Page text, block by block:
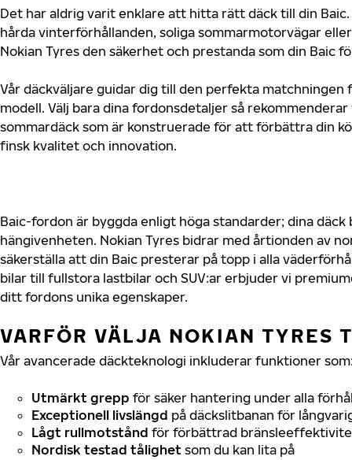
Det har aldrig varit enklare att hitta rätt däck till din
hårda vinterförhållanden, soliga sommarmotorvägar
Nokian Tyres den säkerhet och prestanda som din Baic
Vår däckväljare guidar dig till den perfekta matchningen
modell. Välj bara dina fordonsdetaljer så
sommardäck som är konstruerade för att förbättra din
finsk kvalitet och innovation.
Baic-fordon är byggda enligt höga standarder; dina däck
hängivenheten. Nokian Tyres bidrar med årtionden av
säkerställa att din Baic presterar på topp i alla
bilar till fullstora lastbilar och SUV:ar erbjuder vi
ditt fordons unika egenskaper.
VARFÖR VÄLJA NOKIAN TYRES
Vår avancerade däckteknologi inkluderar funktioner
Utmärkt grepp för säker hantering under alla
Exceptionell livslängd på däckslitbanan för
Lågt rullmotstånd för förbättrad
Nordisk testad tålighet som du kan lita på